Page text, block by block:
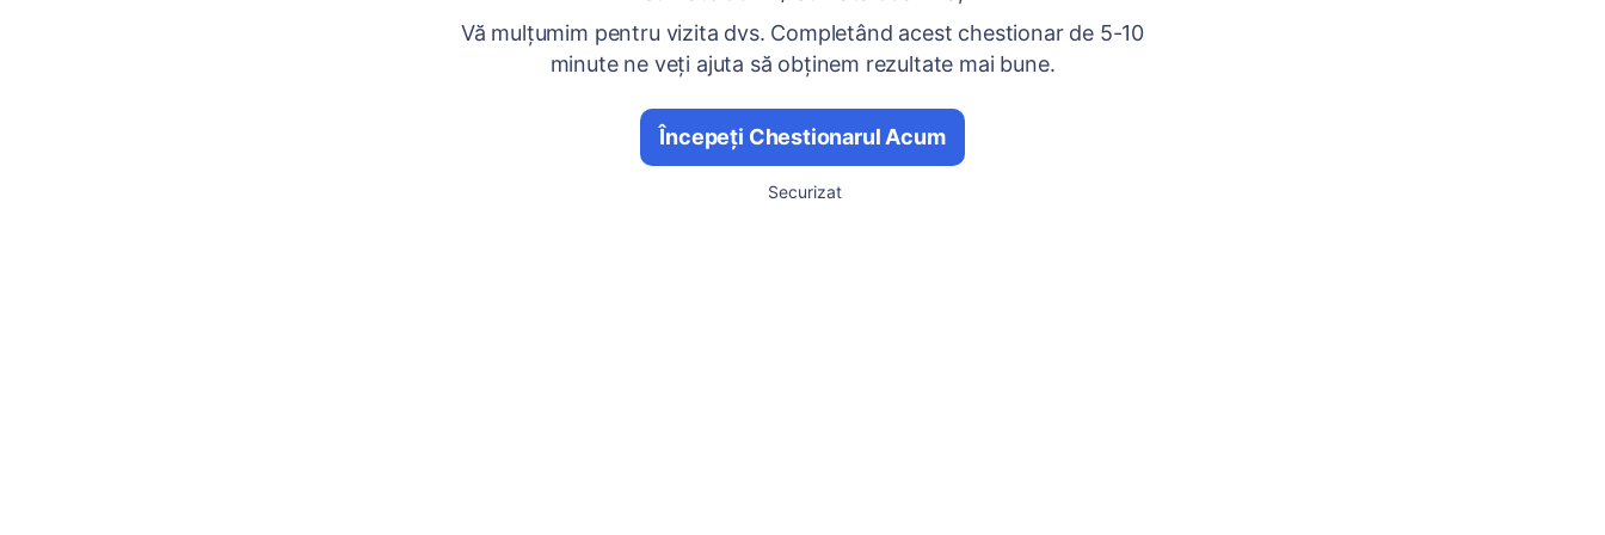
Vă mulțumim pentru vizita dvs. Completând acest chestionar de 5-10
minute ne veți ajuta să obținem rezultate mai bune.
Începeți Chestionarul Acum
Securizat